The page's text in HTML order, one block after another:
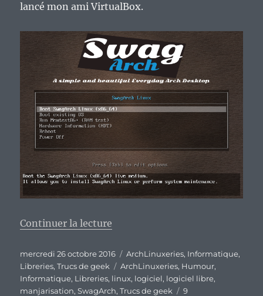
lancé mon ami VirtualBox.
Continuer la lecture
Publié
le
mercredi 26 octobre 2016 Catégories
ArchLinuxeries, Informatique,
Libreries,Trucs de geek Étiquettes
ArchLinuxeries, Humour,
Informatique, Libreries, linux, logiciel, logiciel libre,
manjarisation,SwagArch,Trucs de geek
9